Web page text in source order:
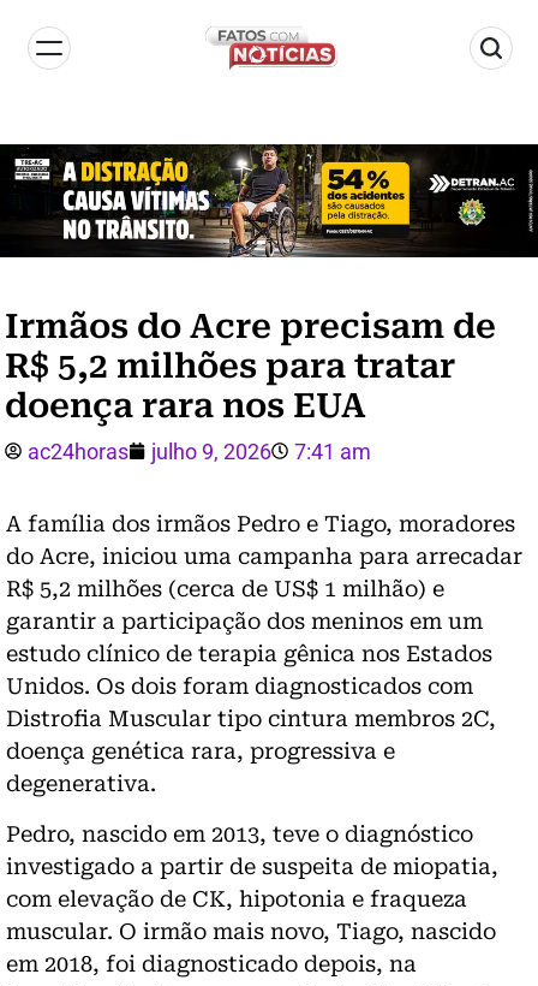
Irmãos do Acre precisam de
R$ 5,2 milhões para tratar
doença rara nos EUA
ac24horas julho 9, 2026 7:41 am
A família dos irmãos Pedro e Tiago, moradores
do Acre, iniciou uma campanha para arrecadar
R$ 5,2 milhões (cerca de US$ 1 milhão) e
garantir a participação dos meninos em um
estudo clínico de terapia gênica nos Estados
Unidos. Os dois foram diagnosticados com
Distrofia Muscular tipo cintura membros 2C,
doença genética rara, progressiva e
degenerativa.
Pedro, nascido em 2013, teve o diagnóstico
investigado a partir de suspeita de miopatia,
com elevação de CK, hipotonia e fraqueza
muscular. O irmão mais novo, Tiago, nascido
em 2018, foi diagnosticado depois, na